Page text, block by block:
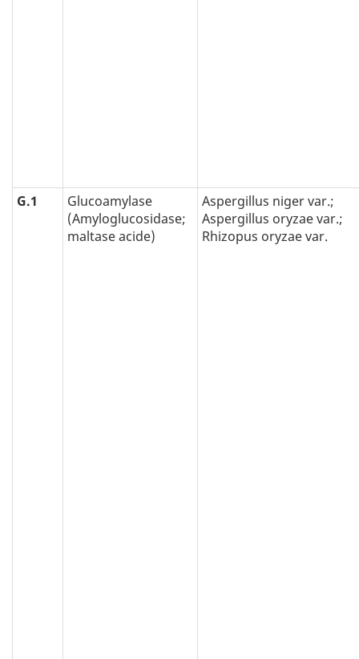
G.1
Glucoamylase
(Amyloglucosidase;
maltase acide)
Aspergillus niger var.;
Aspergillus oryzae var.;
Rhizopus oryzae var.